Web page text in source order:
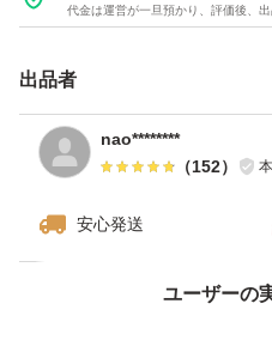
代金は運営が一旦預かり、評価後、
出品者
nao********
（152）
安心発送
ユーザーの
価格の相談